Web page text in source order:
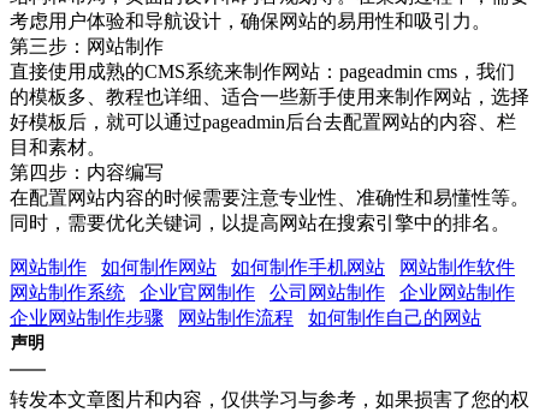
考虑用户体验和导航设计，确保网站的易用性和吸引力。
第三步：网站制作
直接使用成熟的CMS系统来制作网站：pageadmin cms，我们
的模板多、教程也详细、适合一些新手使用来制作网站，选择
好模板后，就可以通过pageadmin后台去配置网站的内容、栏
目和素材。
第四步：内容编写
在配置网站内容的时候需要注意专业性、准确性和易懂性等。
同时，需要优化关键词，以提高网站在搜索引擎中的排名。
网站制作 如何制作网站 如何制作手机网站
网站制作软件
网站制作系统
企业官网制作 公司网站制作
企业网站制作
企业网站制作步骤
网站制作流程 如何制作自己的网站
声明
转发本文章图片和内容，仅供学习与参考，如果损害了您的权